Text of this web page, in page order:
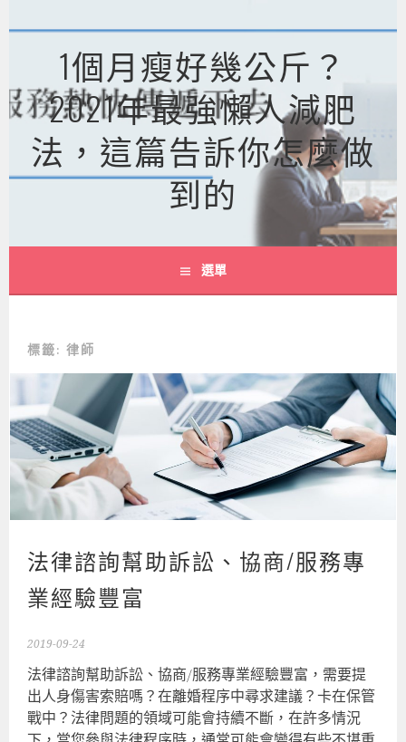
至
內
容
1個月瘦好幾公斤？
2021年最強懶人減肥
法，這篇告訴你怎麼做
到的
選單
標籤:律師
法律諮詢幫助訴訟、協商/服務專
業經驗豐富
2019-09-24
法律諮詢幫助訴訟、協商/服務專業經驗豐富，需要提
出人身傷害索賠嗎？在離婚程序中尋求建議？卡在保管
戰中？法律問題的領域可能會持續不斷，在許多情況